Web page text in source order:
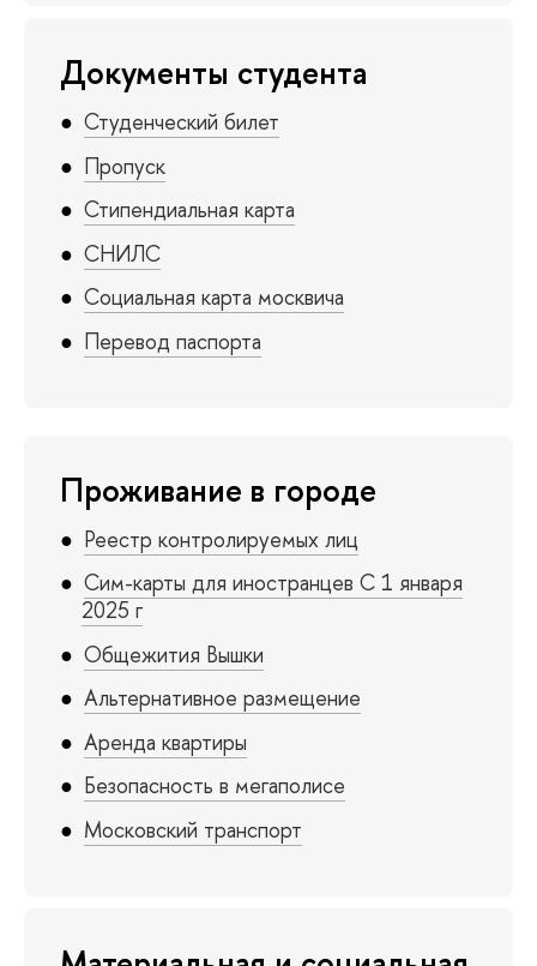
Документы студента
Студенческий билет
Пропуск
Стипендиальная карта
СНИЛС
Социальная карта москвича
Перевод паспорта
Проживание в городе
Реестр контролируемых лиц
Сим-карты для иностранцев С 1 января
2025 г
Общежития Вышки
Альтернативное размещение
Аренда квартиры
Безопасность в мегаполисе
Московский транспорт